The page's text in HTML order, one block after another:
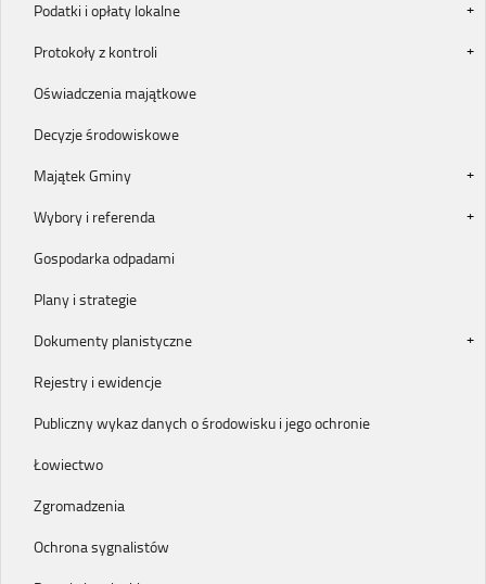
Podatki i opłaty lokalne
Protokoły z kontroli
Oświadczenia majątkowe
Decyzje środowiskowe
Majątek Gminy
Wybory i referenda
Gospodarka odpadami
Plany i strategie
Dokumenty planistyczne
Rejestry i ewidencje
Publiczny wykaz danych o środowisku i jego ochronie
Łowiectwo
Zgromadzenia
Ochrona sygnalistów